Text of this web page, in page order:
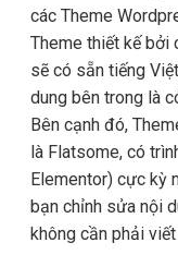
các Theme
Theme thiết kế bởi
sẽ có sẵn tiếng
dung bên trong là
Bên cạnh đó,
là Flatsome, có
Elementor) cực kỳ
bạn chỉnh sửa nội
không cần phải